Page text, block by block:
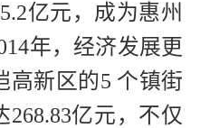
亿元，成为惠州
年，经济发展更
高新区的5 个镇街
268.83亿元，不仅